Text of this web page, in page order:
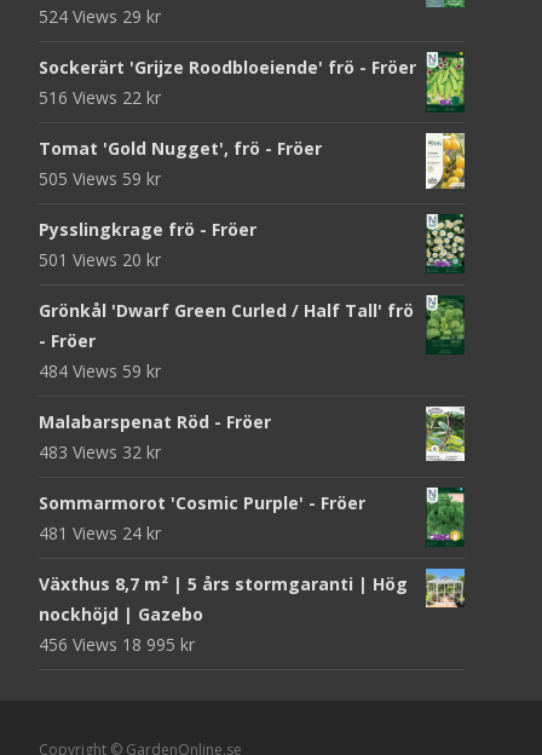
524 Views 29 kr
Sockerärt 'Grijze Roodbloeiende' frö - Fröer
516 Views 22 kr
Tomat 'Gold Nugget', frö - Fröer
505 Views 59 kr
Pysslingkrage frö - Fröer
501 Views 20 kr
Grönkål 'Dwarf Green Curled / Half Tall' frö
- Fröer
484 Views 59 kr
Malabarspenat Röd - Fröer
483 Views 32 kr
Sommarmorot 'Cosmic Purple' - Fröer
481 Views 24 kr
Växthus 8,7 m² | 5 års stormgaranti | Hög
nockhöjd | Gazebo
456 Views 18 995 kr
Copyright © GardenOnline.se